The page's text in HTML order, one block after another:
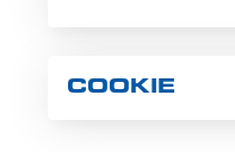
COOKIE